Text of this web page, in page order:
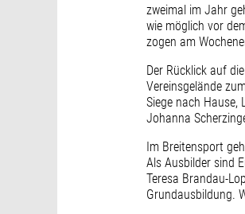
zweimal im Jahr
wie möglich vor
zogen am
Der Rücklick auf
Vereinsgelände
Siege nach Hause,
Johanna
Im Breitensport
Als Ausbilder sind
Teresa Brandau-
Grundausbildung.